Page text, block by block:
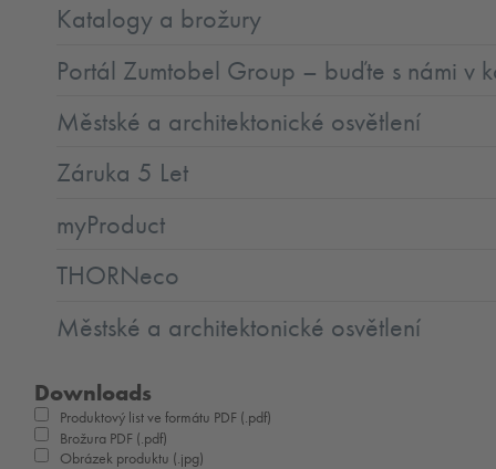
Katalogy a brožury
Portál Zumtobel Group – buďte s námi v
Městské a architektonické osvětlení
Záruka 5 Let
myProduct
THORNeco
Městské a architektonické osvětlení
Downloads
Produktový list ve formátu PDF (.pdf)
Brožura PDF (.pdf)
Obrázek produktu (.jpg)